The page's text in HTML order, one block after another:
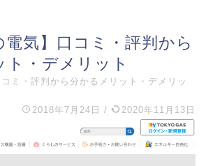
電気】口コミ・評判から
ト・デメリット
コミ・評判から分かるメリット・デメリッ
2018年7月24日 / 2020年11月13日